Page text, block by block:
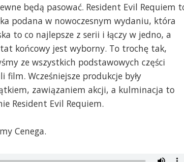
będą pasować. Resident Evil Requiem
podana w nowoczesnym wydaniu, która
to co najlepsze z serii i łączy w jedno, a
końcowy jest wyborny. To trochę tak,
ze wszystkich podstawowych części
film. Wcześniejsze produkcje były
zawiązaniem akcji, a kulminacja to
Resident Evil Requiem.
Cenega.